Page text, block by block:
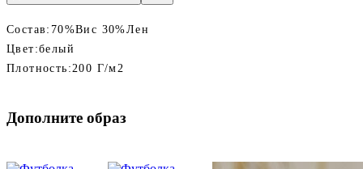
Состав: 70%Вис 30%Лен
Цвет:белый
Плотность:200 Г/м2
Дополните образ